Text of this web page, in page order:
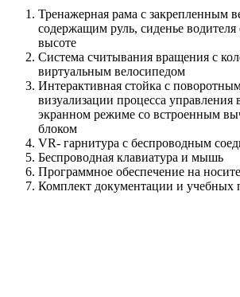
Тренажерная рама с закрепленным
содержащим руль, сиденье водителя
высоте
Система считывания вращения с
виртуальным велосипедом
Интерактивная стойка с
визуализации процесса управления
экранном режиме со встроенным
блоком
VR- гарнитура с беспроводным
Беспроводная клавиатура и мышь
Программное обеспечение на
Комплект документации и учебных